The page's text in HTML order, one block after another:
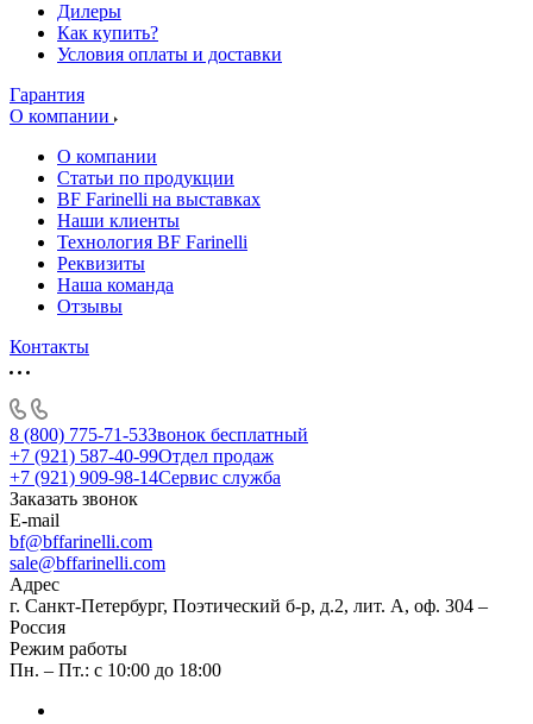
Дилеры
Как купить?
Условия оплаты и доставки
Гарантия
О компании
О компании
Статьи по продукции
BF Farinelli на выставках
Наши клиенты
Технология BF Farinelli
Реквизиты
Наша команда
Отзывы
Контакты
8 (800) 775-71-53Звонок бесплатный
+7 (921) 587-40-99Отдел продаж
+7 (921) 909-98-14Сервис служба
Заказать звонок
E-mail
bf@bffarinelli.com
sale@bffarinelli.com
Адрес
г. Санкт-Петербург, Поэтический б-р, д.2, лит. А, оф. 304 –
Россия
Режим работы
Пн. – Пт.: с 10:00 до 18:00